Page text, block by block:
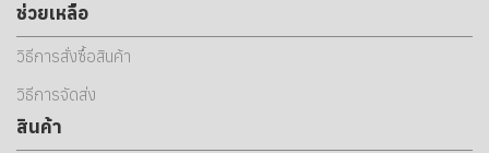
ช่วยเหลือ
วิธีการสั่งซื้อสินค้า
วิธีการจัดส่ง
สินค้า